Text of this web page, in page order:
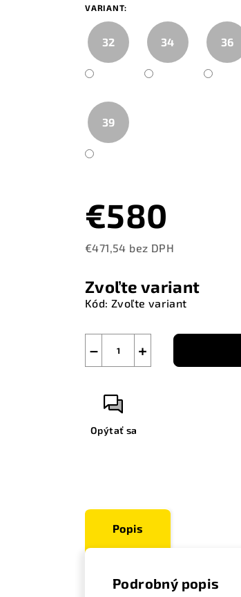
VARIANT:
32 34 36
39
€580
€471,54 bez DPH
cena:
Zvoľte variant
Kód: Zvoľte variant
+
−
Opýtať sa
Popis
Podrobný popis